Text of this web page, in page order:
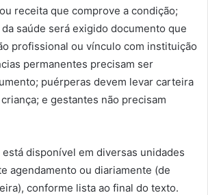
receita que comprove a condição;
saúde será exigido documento que
profissional ou vínculo com instituição
permanentes precisam ser
puérperas devem levar carteira
e gestantes não precisam
disponível em diversas unidades
agendamento ou diariamente (de
conforme lista ao final do texto.